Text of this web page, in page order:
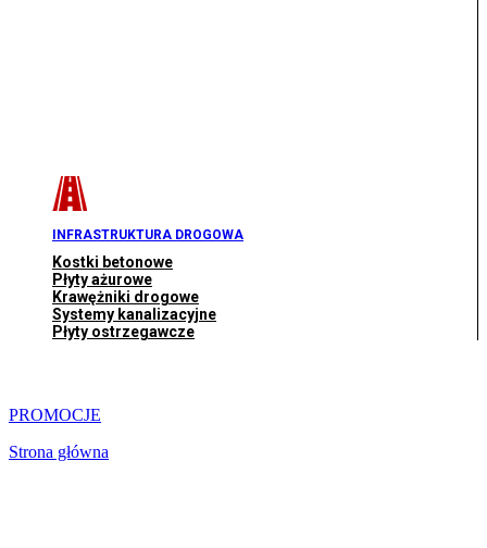
INFRASTRUKTURA DROGOWA
Kostki betonowe
Płyty ażurowe
Krawężniki drogowe
Systemy kanalizacyjne
Płyty ostrzegawcze
PROMOCJE
Strona główna